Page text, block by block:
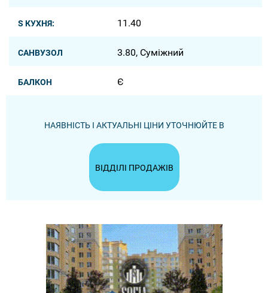
S КУХНЯ: 11.40
САНВУЗОЛ 3.80, Суміжний
БАЛКОН Є
НАЯВНІСТЬ І АКТУАЛЬНІ ЦІНИ УТОЧНЮЙТЕ В
ВІДДІЛІ ПРОДАЖІВ